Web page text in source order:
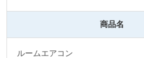
商品名
ルームエアコン